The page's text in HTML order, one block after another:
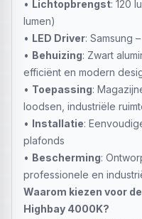
• Lichtopbrengst: 120
lumen)
• LED Driver: Samsung
• Behuizing: Zwart
efficiënt en modern
• Toepassing:
loodsen, industriële
• Installatie:
plafonds
• Bescherming:
professionele en
Waarom kiezen voor
Highbay 4000K?